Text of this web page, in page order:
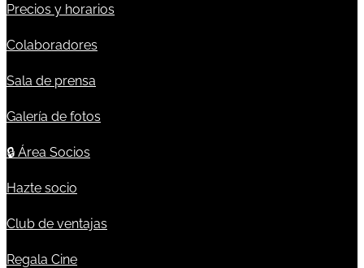
Precios y horarios
Colaboradores
Sala de prensa
Galería de fotos
🔒 Área Socios
Hazte socio
Club de ventajas
Regala Cine